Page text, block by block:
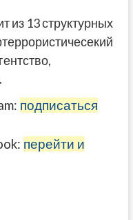
из 13 структурных
подписаться
перейти и